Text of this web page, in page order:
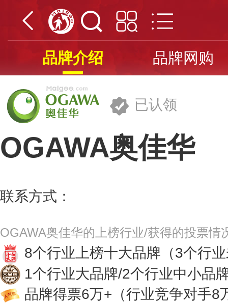
品牌介绍 品牌网购
已认领
OGAWA奥佳华
联系方式：
OGAWA奥佳华的上榜行业/获得的投票情
8个行业上榜十大品牌 （3个行
1个行业大品牌/2个行业中小品
品牌得票6万+ （行业竞争对手8